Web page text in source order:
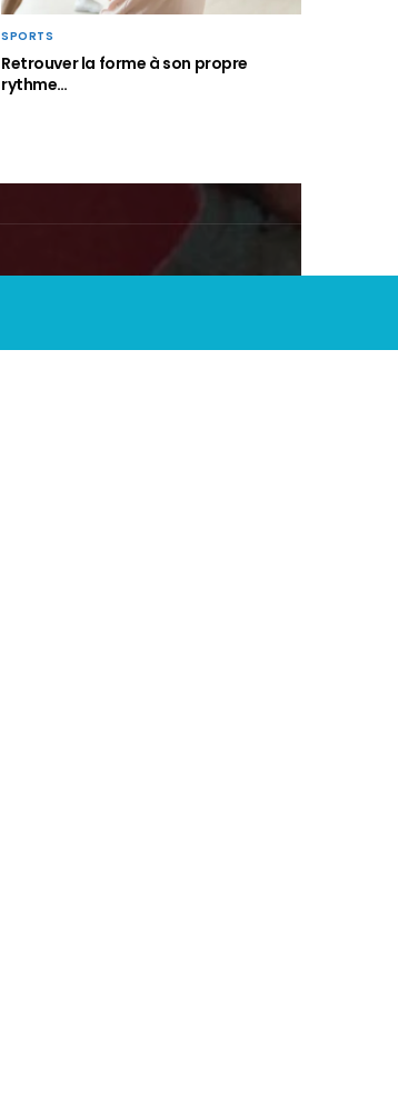
SPORTS
Retrouver la forme à son propre
rythme…